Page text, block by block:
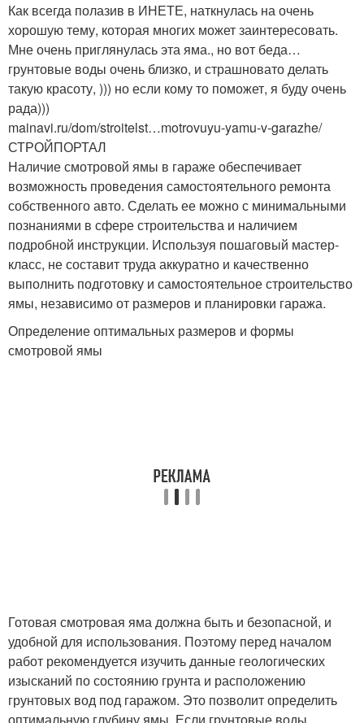
Как всегда полазив в ИНЕТЕ, наткнулась на очень
хорошую тему, которая многих может заинтересовать.
Мне очень приглянулась эта яма., но вот беда…
грунтовые воды очень близко, и страшновато делать
такую красоту, ))) но если кому то поможет, я буду очень
рада)))
mainavi.ru/dom/stroitelst…motrovuyu-yamu-v-garazhe/
СТРОЙПОРТАЛ
Наличие смотровой ямы в гараже обеспечивает
возможность проведения самостоятельного ремонта
собственного авто. Сделать ее можно с минимальными
познаниями в сфере строительства и наличием
подробной инструкции. Используя пошаговый мастер-
класс, не составит труда аккуратно и качественно
выполнить подготовку и самостоятельное строительство
ямы, независимо от размеров и планировки гаража.
Определение оптимальных размеров и формы
смотровой ямы
Готовая смотровая яма должна быть и безопасной, и
удобной для использования. Поэтому перед началом
работ рекомендуется изучить данные геологических
изысканий по состоянию грунта и расположению
грунтовых вод под гаражом. Это позволит определить